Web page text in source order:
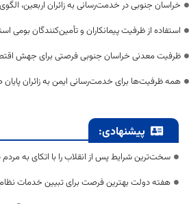
خراسان جنوبی در خدمت‌رسانی به زائران اربعین،
استفاده از ظرفیت پیمانکاران و تأمین‌کنندگان بومی
ظرفیت معدنی خراسان جنوبی فرصتی برای جهش
همه ظرفیت‌ها برای خدمت‌رسانی ایمن به زائران
پیشنهادی:
سخت‌ترین شرایط پس از انقلاب را با اتکای به
هفته دولت بهترین فرصت برای تبیین خدمات